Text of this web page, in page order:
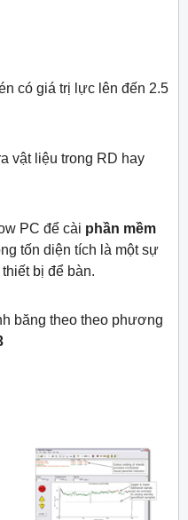
có giá trị lực lên đến 2.5
vật liệu trong RD hay
PC để cài phần mềm
tốn diện tích là một sự
bị để bàn.
băng theo theo phương